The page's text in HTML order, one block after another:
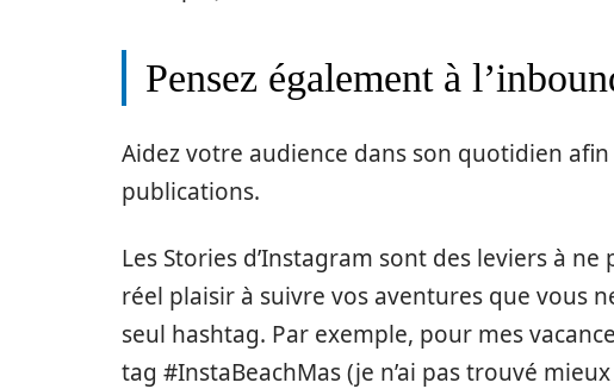
Pensez également à
Aidez votre audience dans son quotidien
publications.
Les Stories d’Instagram sont des leviers à
réel plaisir à suivre vos aventures que vous
seul hashtag. Par exemple, pour mes
tag #InstaBeachMas (je n’ai pas trouvé